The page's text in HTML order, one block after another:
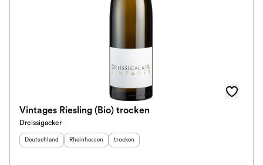
Vintages Riesling (Bio) trocken
Dreissigacker
Herkunftsland
Deutschland Herkunftsregion :
Rheinhessen Geschmack
trocken